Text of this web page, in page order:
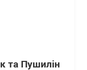
та Пушилін